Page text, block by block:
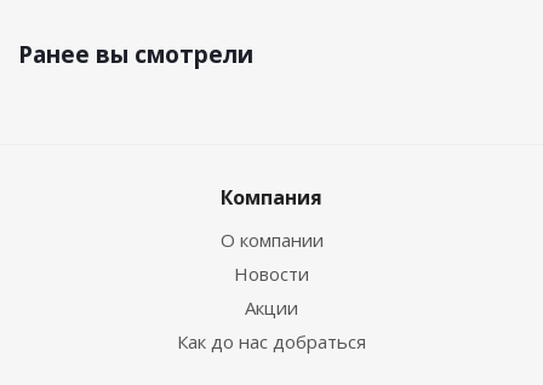
Ранее вы смотрели
Компания
О компании
Новости
Акции
Как до нас добраться